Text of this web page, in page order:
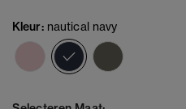
Kleur: nautical navy
geselecteerd